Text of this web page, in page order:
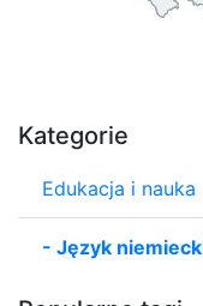
Kategorie
Edukacja i nauka
- Język